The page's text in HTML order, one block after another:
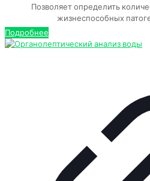
Позволяет определить
жизнеспособных
Подробнее